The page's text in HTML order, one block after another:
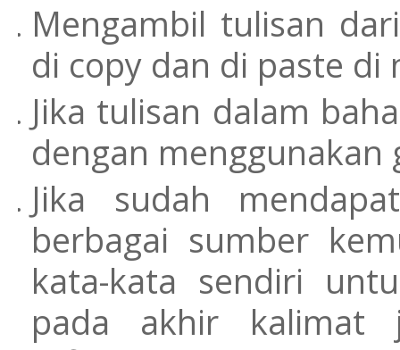
Mengambil tulisan
di copy dan di paste di
Jika tulisan dalam
dengan menggunakan
Jika sudah
berbagai sumber
kata-kata sendiri
pada akhir kalimat